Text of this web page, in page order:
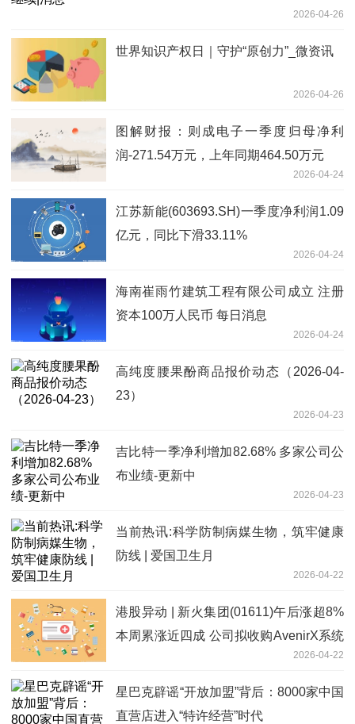
2026-04-26
世界知识产权日｜守护“原创力”_微资讯
2026-04-26
图解财报：则成电子一季度归母净利
润-271.54万元，上年同期464.50万元
2026-04-24
江苏新能(603693.SH)一季度净利润1.09
亿元，同比下滑33.11%
2026-04-24
海南崔雨竹建筑工程有限公司成立 注册
资本100万人民币 每日消息
2026-04-24
高纯度腰果酚商品报价动态（2026-04-
23）
2026-04-23
吉比特一季净利增加82.68% 多家公司公
布业绩-更新中
2026-04-23
当前热讯:科学防制病媒生物，筑牢健康
防线 | 爱国卫生月
2026-04-22
港股异动 | 新火集团(01611)午后涨超8%
本周累涨近四成 公司拟收购AvenirX系统
2026-04-22
星巴克辟谣“开放加盟”背后：8000家中国
直营店进入“特许经营”时代